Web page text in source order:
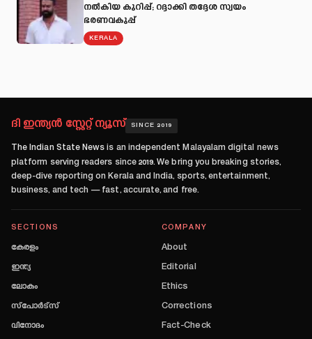
നല്‍കിയ കുറിപ്പ്; റദ്ദാക്കി തദ്ദേശ സ്വയം
ഭരണവകുപ്പ്
KERALA
ദി ഇന്ത്യൻ സ്റ്റേറ്റ് ന്യൂസ് SINCE 2019
The Indian State News is an independent Malayalam digital news
platform serving readers since 2019. We bring you breaking stories,
deep-dive reporting on Kerala and India, sports, entertainment,
business, and tech — fast, accurate, and free.
SECTIONS
കേരളം
ഇന്ത്യ
ലോകം
സ്പോർട്സ്
വിനോദം
COMPANY
About
Editorial
Ethics
Corrections
Fact-Check